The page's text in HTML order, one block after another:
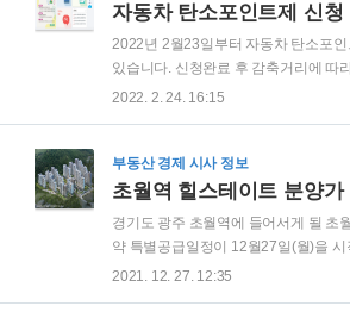
2022년 2월23일부터 자동차 탄소포
있습니다. 신청완료 후 감축거리에 따
을 수 있습니다. 공식 홈페이지 누리집
특성을 이해하고 운전방법과 운전습관
하고 온실가스를 줄일 수 있는 경제적
제도를 말합니다. 자동차 포인트제 신청
https://car.cpoint.or.kr/com/main/user/
이지 누리집에 pc에서 접속을 합니다.
동차 탄소포인트제 입니다...
2022. 2. 24. 16:15
부동산 경제 시사 정보
경기도 광주 초월역에 들어서게 될 초
약 특별공급일정이 12월27일(월)을 시
들어갔습니다. 분양가는 59타입기준 3
2021. 12. 27. 12:35